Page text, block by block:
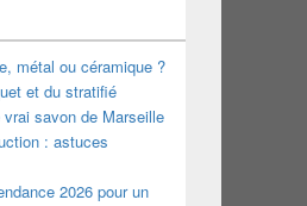
métal ou céramique ?
et du stratifié
savon de Marseille
: astuces
2026 pour un